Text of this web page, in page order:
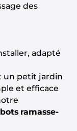
des
adapté
un petit jardin
et efficace
ramasse-